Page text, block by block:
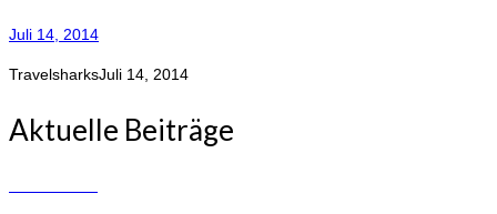
Juli 14, 2014
TravelsharksJuli 14, 2014
Aktuelle Beiträge